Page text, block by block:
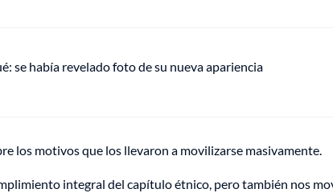
se había revelado foto de su nueva apariencia
los motivos que los llevaron a movilizarse masivamente.
integral del capítulo étnico, pero también nos